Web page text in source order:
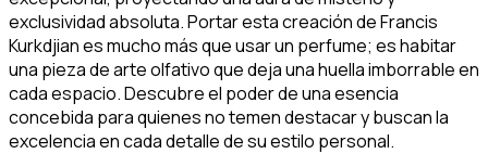
exclusividad absoluta. Portar esta creación de Francis
Kurkdjian es mucho más que usar un perfume; es habitar
una pieza de arte olfativo que deja una huella imborrable en
cada espacio. Descubre el poder de una esencia
concebida para quienes no temen destacar y buscan la
excelencia en cada detalle de su estilo personal.